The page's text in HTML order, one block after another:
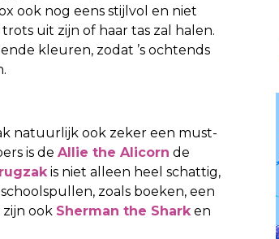
ook nog eens stijlvol en niet
uit zijn of haar tas zal halen.
kleuren, zodat ’s ochtends
natuurlijk ook zeker een must-
is de Allie the Alicorn de
rugzak is niet alleen heel schattig,
zoals boeken, een
ook Sherman the Shark en